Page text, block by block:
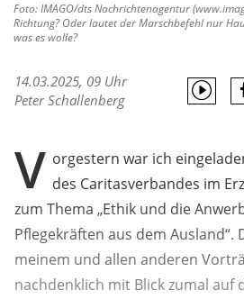
Foto: IMAGO/dts Nachrichtenagentur
Richtung? Oder lautet der Marschbefehl nur
was es wolle?
14.03.2025, 09 Uhr
Peter Schallenberg
V orgestern war ich
des Caritasverbandes im
zum Thema „Ethik und die
Pflegekräften aus dem Ausland“.
meinem und allen anderen
nachdenklich mit Blick zumal auf